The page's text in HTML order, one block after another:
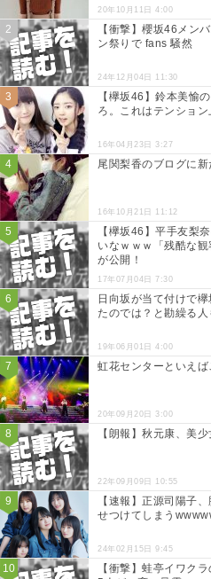
20年10月11日 4:00
【衝撃】櫻坂46メン
ン祭りで fans 騒然
24年12月04日 11:30
【欅坂46】鈴本美愉
ろ。これはテンショ
16年04月23日 3:27
尾関梨香のブログに
16年10月21日 11:12
【欅坂46】平手友梨
いなｗｗｗ「残酷な
が公開！
17年07月04日 7:30
日向坂が当て付けで
たのでは？と勘繰る人
19年06月01日 4:00
虹花センターといえば
20年09月20日 3:00
【朗報】秋元康、美
22年09月09日 10:55
【速報】正源司陽子
せつけてしまう
24年02月15日 9:45
【衝撃】蛙亭イワク